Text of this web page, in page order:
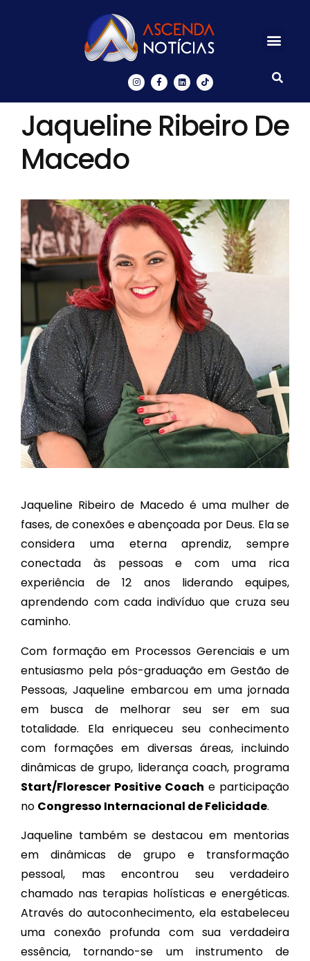
Jaqueline Ribeiro De
Macedo
Jaqueline Ribeiro de Macedo é uma mulher de
fases, de conexões e abençoada por Deus. Ela se
considera uma eterna aprendiz, sempre
conectada às pessoas e com uma rica
experiência de 12 anos liderando equipes,
aprendendo com cada indivíduo que cruza seu
caminho.
Com formação em Processos Gerenciais e um
entusiasmo pela pós-graduação em Gestão de
Pessoas, Jaqueline embarcou em uma jornada
em busca de melhorar seu ser em sua
totalidade. Ela enriqueceu seu conhecimento
com formações em diversas áreas, incluindo
dinâmicas de grupo, liderança coach, programa
Start/Florescer Positive Coach e participação
no Congresso Internacional de Felicidade.
Jaqueline também se destacou em mentorias
em dinâmicas de grupo e transformação
pessoal, mas encontrou seu verdadeiro
chamado nas terapias holísticas e energéticas.
Através do autoconhecimento, ela estabeleceu
uma conexão profunda com sua verdadeira
essência, tornando-se um instrumento de